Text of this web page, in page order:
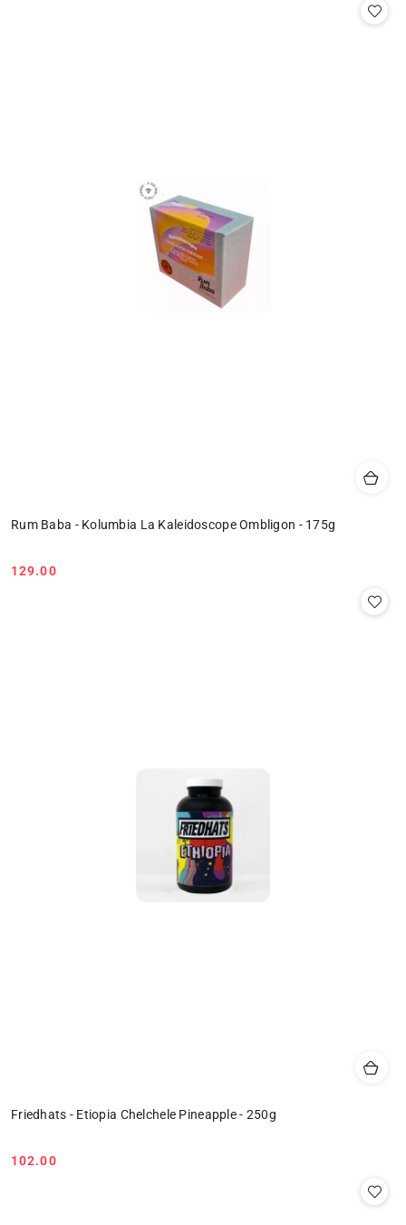
Rum Baba - Kolumbia La Kaleidoscope Ombligon - 175g
Cena:
129.00
Friedhats - Etiopia Chelchele Pineapple - 250g
Cena:
102.00